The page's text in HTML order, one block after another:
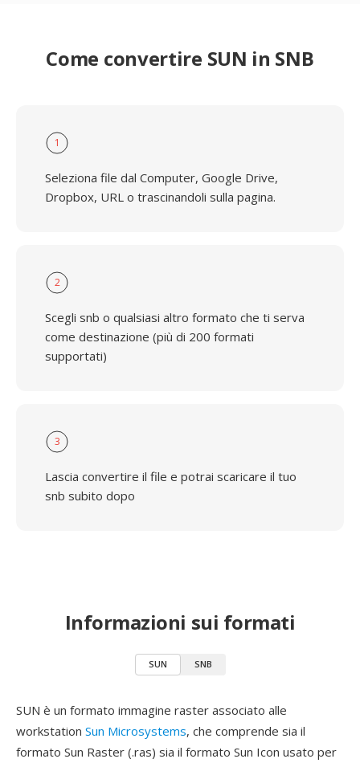
Come convertire SUN in SNB
1
Seleziona file dal Computer, Google Drive,
Dropbox, URL o trascinandoli sulla pagina.
2
Scegli snb o qualsiasi altro formato che ti serva
come destinazione (più di 200 formati
supportati)
3
Lascia convertire il file e potrai scaricare il tuo
snb subito dopo
Informazioni sui formati
SUN SNB
SUN è un formato immagine raster associato alle
workstation Sun Microsystems, che comprende sia il
formato Sun Raster (.ras) sia il formato Sun Icon usato per